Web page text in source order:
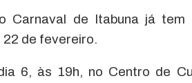
Carnaval de Itabuna já tem
22 de fevereiro.
6, às 19h, no Centro de